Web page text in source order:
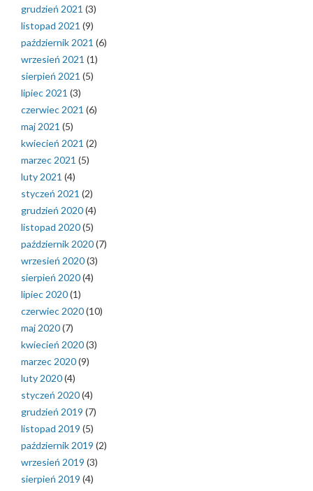
grudzień 2021 (3)
listopad 2021 (9)
październik 2021 (6)
wrzesień 2021 (1)
sierpień 2021 (5)
lipiec 2021 (3)
czerwiec 2021 (6)
maj 2021 (5)
kwiecień 2021 (2)
marzec 2021 (5)
luty 2021 (4)
styczeń 2021 (2)
grudzień 2020(4)
listopad 2020(5)
październik 2020(7)
wrzesień 2020(3)
sierpień 2020(4)
lipiec 2020(1)
czerwiec 2020(10)
maj 2020(7)
kwiecień 2020(3)
marzec 2020(9)
luty 2020(4)
styczeń 2020(4)
grudzień 2019 (7)
listopad 2019 (5)
październik 2019 (2)
wrzesień 2019 (3)
sierpień 2019 (4)